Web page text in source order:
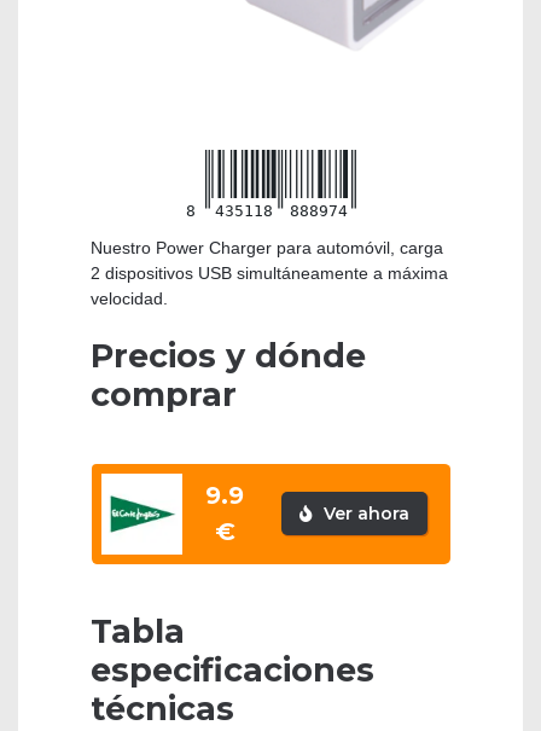
8 435118 888974
Nuestro Power Charger para automóvil, carga
2 dispositivos USB simultáneamente a máxima
velocidad.
Precios y dónde
comprar
9.9
€
Ver ahora
Tabla
especificaciones
técnicas